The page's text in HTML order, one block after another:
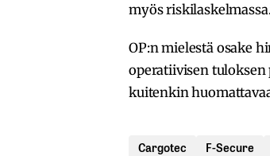
myös
OP:n mielestä osake
operatiivisen tuloksen
kuitenkin
Cargotec F-Secure